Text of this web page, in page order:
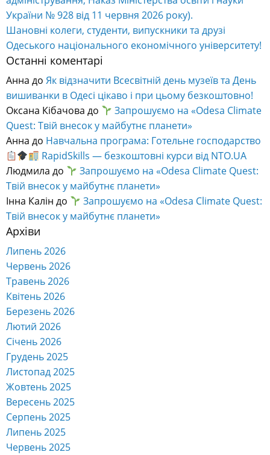
України № 928 від 11 червня 2026 року).
Шановні колеги, студенти, випускники та друзі
Одеського національного економічного університету!
Останні коментарі
Анна до Як відзначити Всесвітній день музеїв та День
вишиванки в Одесі цікаво і при цьому безкоштовно!
Оксана Кібачова до
Запрошуємо на «Odesa Climate
Quest: Твій внесок у майбутнє планети»
Анна до Навчальна програма: Готельне господарство
RapidSkills — безкоштовні курси від NTO.UA
Людмила до
Запрошуємо на «Odesa Climate Quest:
Твій внесок у майбутнє планети»
Інна Калін до
Запрошуємо на «Odesa Climate Quest:
Твій внесок у майбутнє планети»
Архіви
Липень 2026
Червень 2026
Травень 2026
Квітень 2026
Березень 2026
Лютий 2026
Січень 2026
Грудень 2025
Листопад 2025
Жовтень 2025
Вересень 2025
Серпень 2025
Липень 2025
Червень 2025